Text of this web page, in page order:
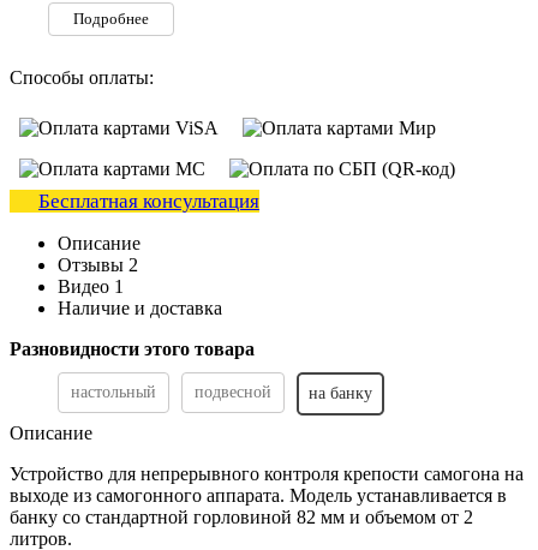
Подробнее
Способы оплаты:
Бесплатная консультация
Описание
Отзывы 2
Видео 1
Наличие и доставка
Разновидности этого товара
настольный подвесной на банку
Описание
Устройство для непрерывного контроля крепости самогона на
выходе из самогонного аппарата. Модель устанавливается в
банку со стандартной горловиной 82 мм и объемом от 2
литров.